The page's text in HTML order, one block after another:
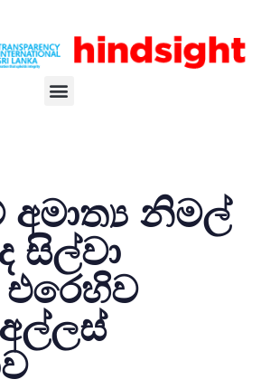
අමාත්‍ය නිමල්
සිල්වා
එරෙහිව